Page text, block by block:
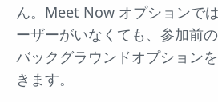
ん。Meet Now オプションで
ーザーがいなくても、参加前
バックグラウンドオプション
きます。